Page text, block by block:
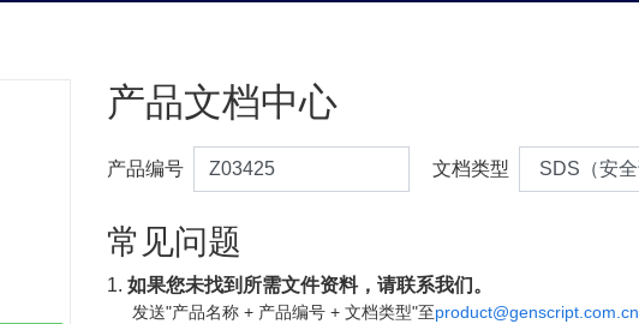
产品文档中心
产品编号 文档类型
常见问题
1. 如果您未找到所需文件资料，请联系我们。
发送"产品名称 + 产品编号 + 文档类型"至product@genscript.com.cn